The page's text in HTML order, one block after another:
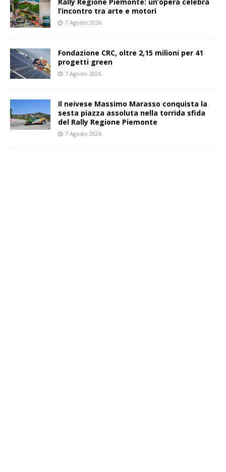
l’incontro tra arte e motori
7 Agosto 2026
Fondazione CRC, oltre 2,15 milioni per 41
progetti green
7 Agosto 2026
Il neivese Massimo Marasso conquista la
sesta piazza assoluta nella torrida sfida
del Rally Regione Piemonte
7 Agosto 2026